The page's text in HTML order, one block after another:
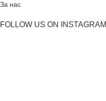
За нас
FOLLOW US ON INSTAGRAM